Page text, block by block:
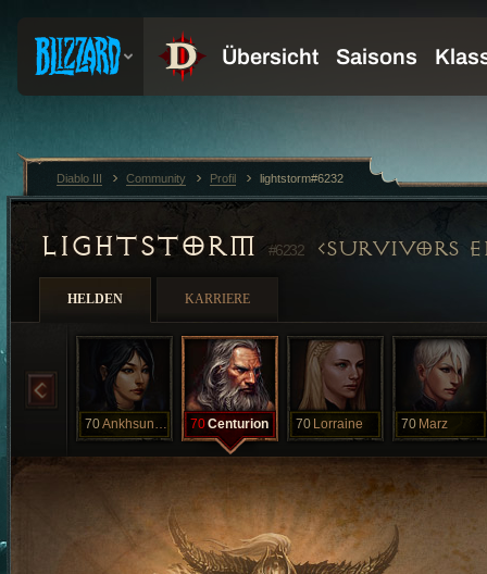
LIGHTSTORM #6232 SURVIVORS
HELDEN KARRIERE
70 Ankhsunamon 70Centurion 70 Lorraine 70 Marz
Diablo III Community Profil lightstorm#6232